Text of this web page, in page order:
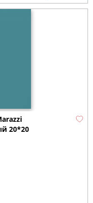
20*20